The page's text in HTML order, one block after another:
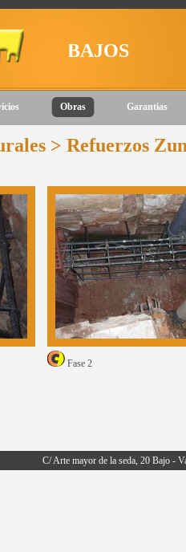
Obras Garantias
> Refuerzos
Fase 2
C/ Arte mayor de la seda, 20 Bajo -